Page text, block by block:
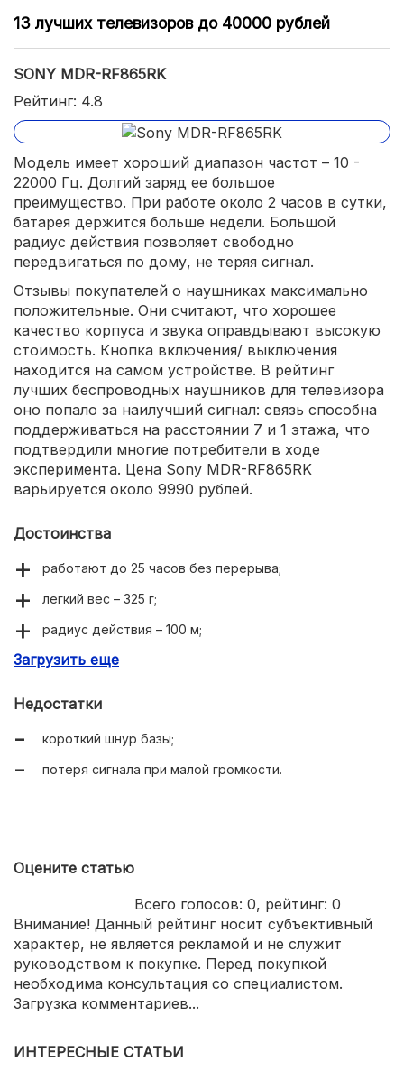
13 лучших телевизоров до 40000 рублей
SONY MDR-RF865RK
Рейтинг: 4.8
Модель имеет хороший диапазон частот – 10 -
22000 Гц. Долгий заряд ее большое
преимущество. При работе около 2 часов в сутки,
батарея держится больше недели. Большой
радиус действия позволяет свободно
передвигаться по дому, не теряя сигнал.
Отзывы покупателей о наушниках максимально
положительные. Они считают, что хорошее
качество корпуса и звука оправдывают высокую
стоимость. Кнопка включения/ выключения
находится на самом устройстве. В рейтинг
лучших беспроводных наушников для телевизора
оно попало за наилучший сигнал: связь способна
поддерживаться на расстоянии 7 и 1 этажа, что
подтвердили многие потребители в ходе
эксперимента. Цена Sony MDR-RF865RK
варьируется около 9990 рублей.
Достоинства
работают до 25 часов без перерыва;
легкий вес – 325 г;
радиус действия – 100 м;
3 канала передатчика;
Загрузить еще
Недостатки
короткий шнур базы;
потеря сигнала при малой громкости.
Оцените статью
Всего голосов: 0, рейтинг: 0
Внимание! Данный рейтинг носит субъективный
характер, не является рекламой и не служит
руководством к покупке. Перед покупкой
необходима консультация со специалистом.
Загрузка комментариев...
ИНТЕРЕСНЫЕ СТАТЬИ